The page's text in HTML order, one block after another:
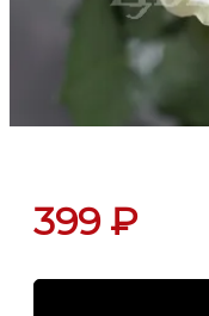
399₽